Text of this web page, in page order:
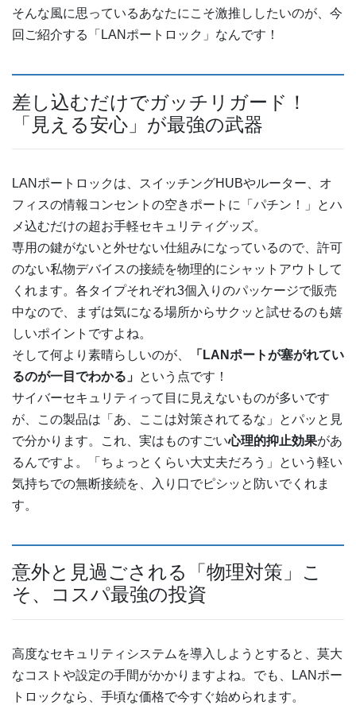
そんな風に思っているあなたにこそ激推ししたいのが、今
回ご紹介する「LANポートロック」なんです！
差し込むだけでガッチリガード！
「見える安心」が最強の武器
LANポートロックは、スイッチングHUBやルーター、オ
フィスの情報コンセントの空きポートに「パチン！」とハ
メ込むだけの超お手軽セキュリティグッズ。
専用の鍵がないと外せない仕組みになっているので、許可
のない私物デバイスの接続を物理的にシャットアウトして
くれます。各タイプそれぞれ3個入りのパッケージで販売
中なので、まずは気になる場所からサクッと試せるのも嬉
しいポイントですよね。
そして何より素晴らしいのが、
「LANポートが塞がれてい
るのが一目でわかる」 という点です！
サイバーセキュリティって目に見えないものが多いです
が、この製品は「あ、ここは対策されてるな」とパッと見
で分かります。これ、実はものすごい心理的抑止効果があ
るんですよ。「ちょっとくらい大丈夫だろう」という軽い
気持ちでの無断接続を、入り口でピシッと防いでくれま
す。
意外と見過ごされる「物理対策」こ
そ、コスパ最強の投資
高度なセキュリティシステムを導入しようとすると、莫大
なコストや設定の手間がかかりますよね。でも、LANポー
トロックなら、手頃な価格で今すぐ始められます。